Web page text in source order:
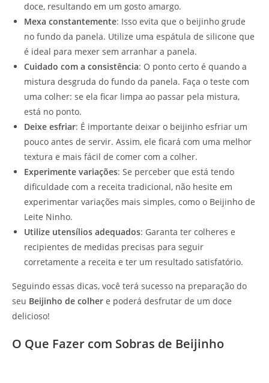
doce, resultando em um gosto amargo.
Mexa constantemente: Isso evita que o beijinho grude
no fundo da panela. Utilize uma espátula de silicone que
é ideal para mexer sem arranhar a panela.
Cuidado com a consistência: O ponto certo é quando a
mistura desgruda do fundo da panela. Faça o teste com
uma colher: se ela ficar limpa ao passar pela mistura,
está no ponto.
Deixe esfriar: É importante deixar o beijinho esfriar um
pouco antes de servir. Assim, ele ficará com uma melhor
textura e mais fácil de comer com a colher.
Experimente variações: Se perceber que está tendo
dificuldade com a receita tradicional, não hesite em
experimentar variações mais simples, como o Beijinho de
Leite Ninho.
Utilize utensílios adequados: Garanta ter colheres e
recipientes de medidas precisas para seguir
corretamente a receita e ter um resultado satisfatório.
Seguindo essas dicas, você terá sucesso na preparação do
seu Beijinho de colher e poderá desfrutar de um doce
delicioso!
O Que Fazer com Sobras de Beijinho